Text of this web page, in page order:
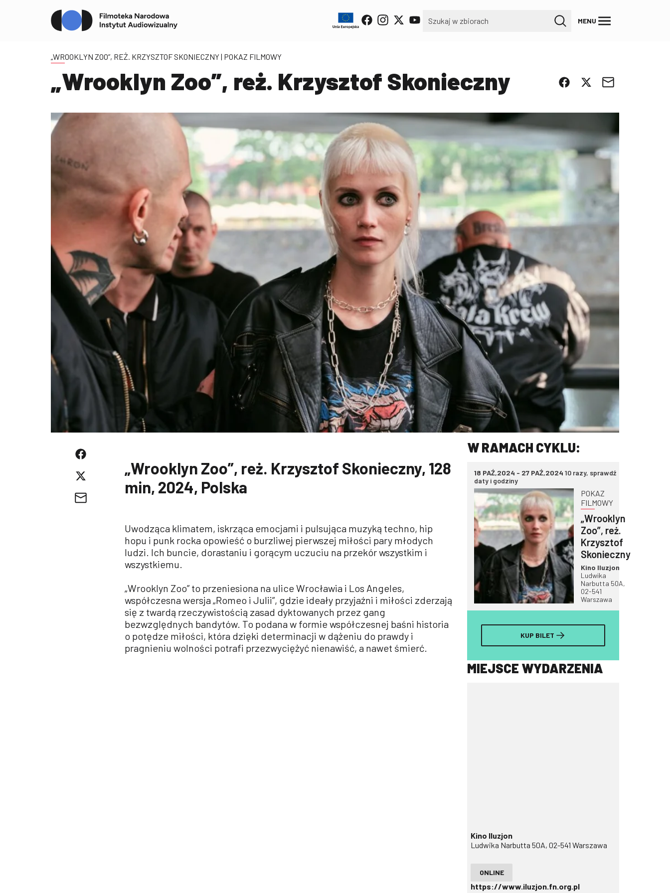
MENU
„WROOKLYN ZOO”, REŻ. KRZYSZTOF SKONIECZNY| POKAZ FILMOWY
„Wrooklyn Zoo”, reż. Krzysztof Skonieczny
„Wrooklyn Zoo”, reż. Krzysztof Skonieczny, 128
min, 2024, Polska
Uwodząca klimatem, iskrząca emocjami i pulsująca muzyką techno, hip
hopu i punk rocka opowieść o burzliwej pierwszej miłości pary młodych
ludzi. Ich buncie, dorastaniu i gorącym uczuciu na przekór wszystkim i
wszystkiemu.
„Wrooklyn Zoo” to przeniesiona na ulice Wrocławia i Los Angeles,
współczesna wersja „Romeo i Julii”, gdzie ideały przyjaźni i miłości zderzają
się z twardą rzeczywistością zasad dyktowanych przez gang
bezwzględnych bandytów. To podana w formie współczesnej baśni historia
o potędze miłości, która dzięki determinacji w dążeniu do prawdy i
pragnieniu wolności potrafi przezwyciężyć nienawiść, a nawet śmierć.
W RAMACH CYKLU:
18 PAŹ,2024 - 27 PAŹ,2024 10 razy, sprawdź
daty i godziny
POKAZ
FILMOWY
„Wrooklyn
Zoo”, reż.
Krzysztof
Skonieczny
Kino Iluzjon
Ludwika
Narbutta 50A,
02-541
Warszawa
KUP BILET
MIEJSCE WYDARZENIA
Kino Iluzjon
Ludwika Narbutta 50A, 02-541 Warszawa
ONLINE
https://www.iluzjon.fn.org.pl